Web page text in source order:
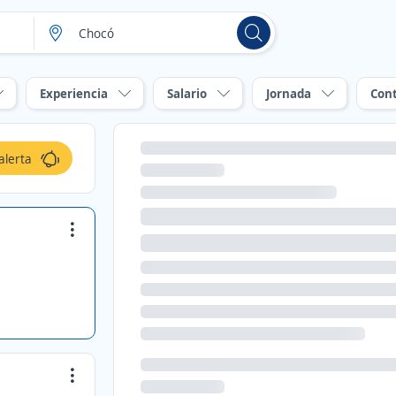
Experiencia Salario Jornada